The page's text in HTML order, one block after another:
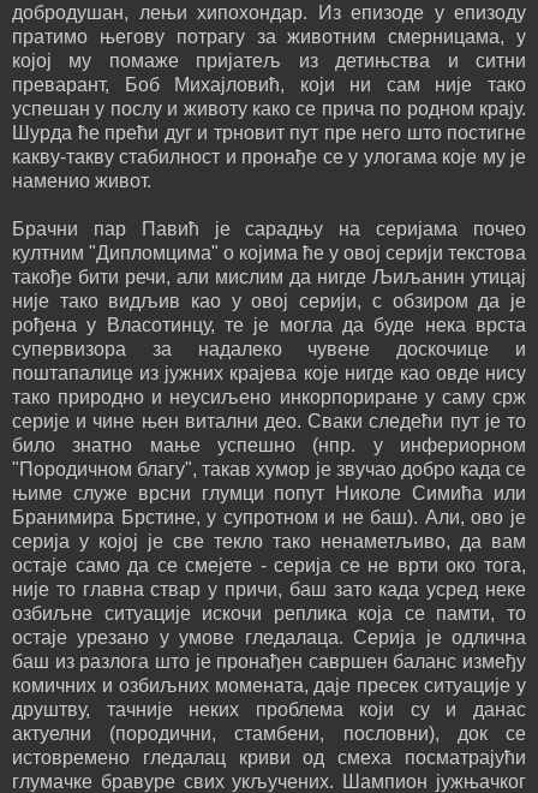
добродушан, лењи хипохондар. Из епизоде у епизоду
пратимо његову потрагу за животним смерницама, у
којој му помаже пријатељ из детињства и ситни
преварант, Боб Михајловић, који ни сам није тако
успешан у послу и животу како се прича по родном крају.
Шурда ће прећи дуг и трновит пут пре него што постигне
какву-такву стабилност и пронађе се у улогама које му је
наменио живот.
Брачни пар Павић је сарадњу на серијама почео
култним "Дипломцима" о којима ће у овој серији текстова
такође бити речи, али мислим да нигде Љиљанин утицај
није тако видљив као у овој серији, с обзиром да је
рођена у Власотинцу, те је могла да буде нека врста
супервизора за надалеко чувене доскочице и
поштапалице из јужних крајева које нигде као овде нису
тако природно и неусиљено инкорпориране у саму срж
серије и чине њен витални део. Сваки следећи пут је то
било знатно мање успешно (нпр. у инфериорном
"Породичном благу", такав хумор је звучао добро када се
њиме служе врсни глумци попут Николе Симића или
Бранимира Брстине, у супротном и не баш). Али, ово је
серија у којој је све текло тако ненаметљиво, да вам
остаје само да се смејете - серија се не врти око тога,
није то главна ствар у причи, баш зато када усред неке
озбиљне ситуације искочи реплика која се памти, то
остаје урезано у умове гледалаца. Серија је одлична
баш из разлога што је пронађен савршен баланс између
комичних и озбиљних момената, даје пресек ситуације у
друштву, тачније неких проблема који су и данас
актуелни (породични, стамбени, пословни), док се
истовремено гледалац криви од смеха посматрајући
глумачке бравуре свих укључених. Шампион јужњачког